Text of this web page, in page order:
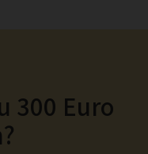
300 Euro